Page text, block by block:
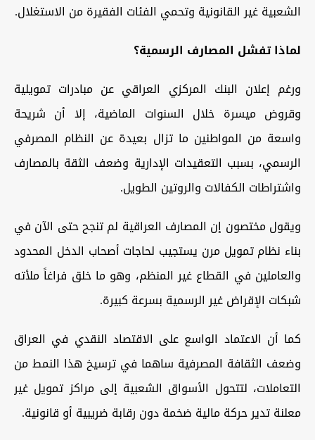
الشعبية غير القانونية وتحمي الفئات الفقيرة من الاستغلال.
لماذا تفشل المصارف الرسمية؟
ورغم إعلان البنك المركزي العراقي عن مبادرات تمويلية
وقروض ميسرة خلال السنوات الماضية، إلا أن شريحة
واسعة من المواطنين ما تزال بعيدة عن النظام المصرفي
الرسمي، بسبب التعقيدات الإدارية وضعف الثقة بالمصارف
واشتراطات الكفالات والروتين الطويل.
ويقول مختصون إن المصارف العراقية لم تنجح حتى الآن في
بناء نظام تمويل مرن يستجيب لحاجات أصحاب الدخل المحدود
والعاملين في القطاع غير المنظم، وهو ما خلق فراغاً ملأته
شبكات الإقراض غير الرسمية بسرعة كبيرة.
كما أن الاعتماد الواسع على الاقتصاد النقدي في العراق
وضعف الثقافة المصرفية ساهما في ترسيخ هذا النمط من
التعاملات، لتتحول الأسواق الشعبية إلى مراكز تمويل غير
معلنة تدير حركة مالية ضخمة دون رقابة ضريبية أو قانونية.